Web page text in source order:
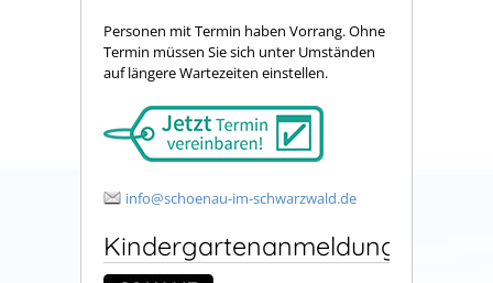
Personen mit Termin haben Vorrang. Ohne
Termin müssen Sie sich unter Umständen
auf längere Wartezeiten einstellen.
info@schoenau-im-schwarzwald.de
Kindergartenanmeldung